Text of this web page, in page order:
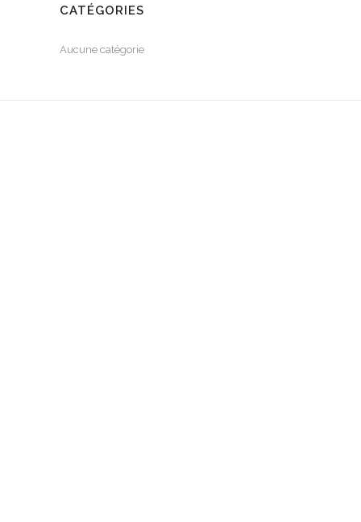
CATÉGORIES
Aucune catégorie